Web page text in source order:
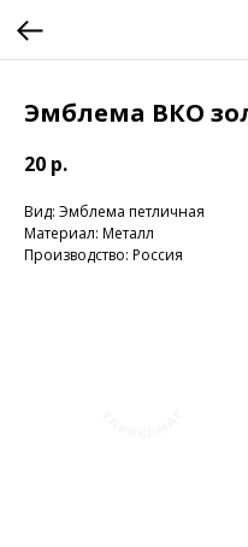
Эмблема ВКО
20 р.
Вид: Эмблема петличная
Материал: Металл
Производство: Россия